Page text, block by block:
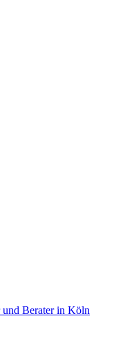
und Berater in Köln